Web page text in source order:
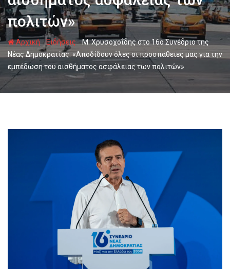
πολιτών»
Αρχική-Ειδήσεις-Μ. Χρυσοχοΐδης στο 16ο Συνέδριο της
Νέας Δημοκρατίας: «Αποδίδουν όλες οι προσπάθειες μας για την
εμπέδωση του αισθήματος ασφάλειας των πολιτών»